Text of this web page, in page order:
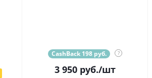
CashBack 198 руб. ?
3 950 руб./шт